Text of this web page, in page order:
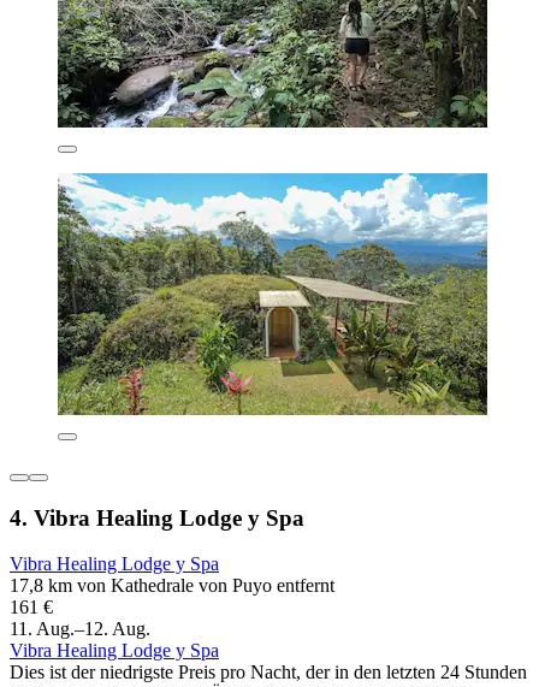
4. Vibra Healing Lodge y Spa
Vibra Healing Lodge y Spa
17,8 km von Kathedrale von Puyo entfernt
161 €
11. Aug.–12. Aug.
Vibra Healing Lodge y Spa
Dies ist der niedrigste Preis pro Nacht, der in den letzten 24 Stunden